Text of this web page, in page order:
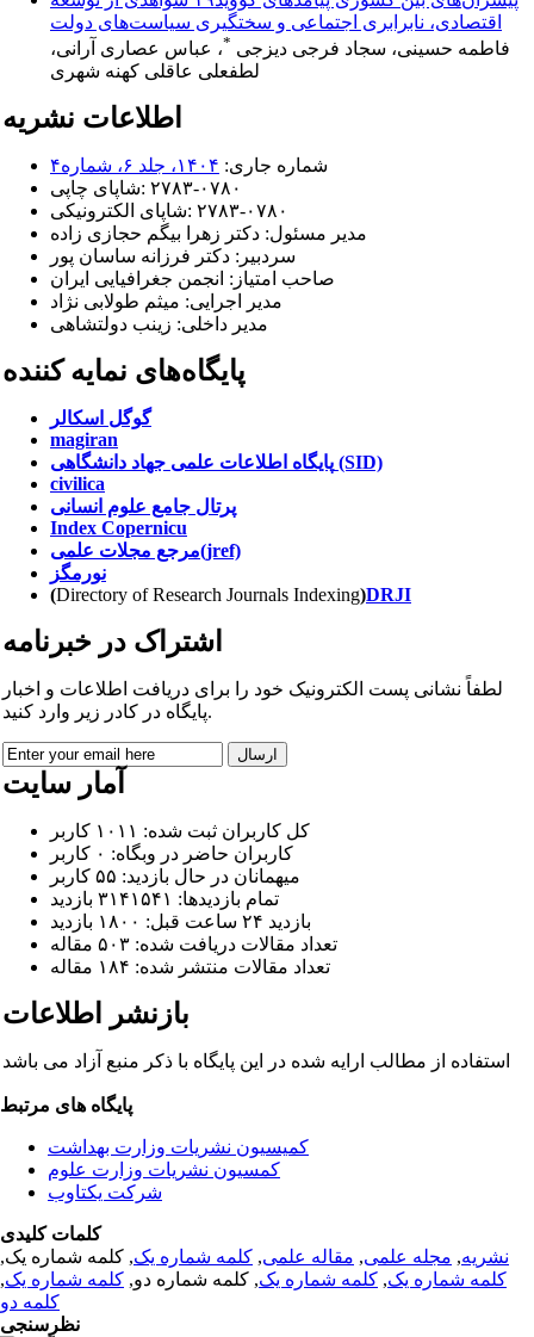
اقتصادی، نابرابری اجتماعی و سختگیری سیاست‌های دولت
فاطمه حسینی، سجاد فرجی دیزجی *، عباس عصاری آرانی،
لطفعلی عاقلی کهنه شهری
اطلاعات نشریه
شماره جاری: ۱۴۰۴، جلد ۶، شماره۴
شاپای چاپی: ۲۷۸۳-۰۷۸۰
شاپای الکترونیکی: ۲۷۸۳-۰۷۸۰
مدیر مسئول: دکتر زهرا بیگم حجازی زاده
سردبیر: دکتر فرزانه ساسان پور
صاحب امتیاز: انجمن جغرافیایی ایران
مدیر اجرایی: میثم طولابی نژاد
مدیر داخلی: زینب دولتشاهی
پایگاه‌های نمایه کننده
گوگل اسکالر
magiran
پایگاه اطلاعات علمی جهاد دانشگاهی (SID)
civilica
پرتال جامع علوم انسانی
Index Copernicu
مرجع مجلات علمی(jref)
نورمگز
(Directory of Research Journals Indexing)DRJI
شتراک در خبرنامه
لطفاً نشانی پست الکترونیک خود را برای دریافت اطلاعات و اخبار
پایگاه در کادر زیر وارد کنید.
آمار سایت
کل کاربران ثبت شده: ۱۰۱۱ کاربر
کاربران حاضر در وبگاه: ۰ کاربر
میهمانان در حال بازدید: ۵۵ کاربر
تمام بازدید‌ها: ۳۱۴۱۵۴۱ بازدید
بازدید ۲۴ ساعت قبل: ۱۸۰۰ بازدید
تعداد مقالات دریافت شده: ۵۰۳ مقاله
تعداد مقالات منتشر شده: ۱۸۴ مقاله
بازنشر اطلاعات
استفاده از مطالب ارایه شده در این پایگاه با ذکر منبع آزاد می باشد
پایگاه های مرتبط
کمیسیون نشریات وزارت بهداشت
کمسیون نشریات وزارت علوم
شرکت یکتاوب
کلمات کلیدی
نشریه, مجله علمی, مقاله علمی, کلمه شماره یک, کلمه شماره یک,
کلمه شماره یک, کلمه شماره یک, کلمه شماره دو, کلمه شماره یک,
کلمه دو
نظرسنجی